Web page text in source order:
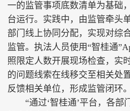
一的监管事项底数清单为基础
台运行。实践中，由监管牵头
部门线上协同分配，实现对综
监管。执法人员使用“智桂通
照限定人数开展现场检查，实
的问题线索在线移交至相关处
反馈相关单位，形成监管闭环。
“通过‘智桂通’平台，各部